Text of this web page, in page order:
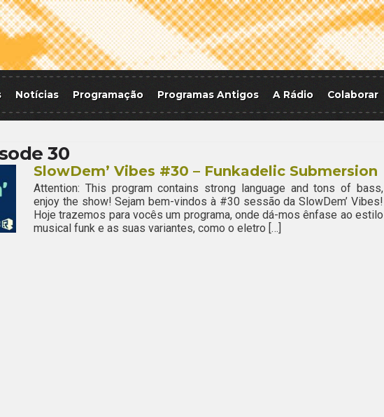
Notícias Programação Programas Antigos A Rádio Colaborar
30
SlowDem’ Vibes #30 – Funkadelic Submersion
Attention: This program contains strong language and tons of bass,
enjoy the show! Sejam bem-vindos à #30 sessão da SlowDem’ Vibes!
Hoje trazemos para vocês um programa, onde dá-mos ênfase ao estilo
musical funk e as suas variantes, como o eletro […]